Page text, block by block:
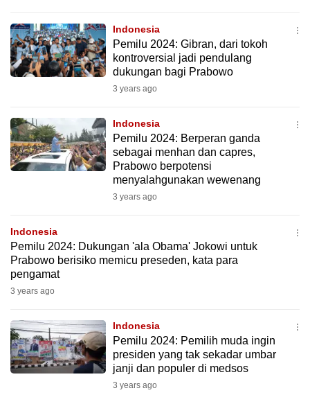
Indonesia
Pemilu 2024: Gibran, dari tokoh
kontroversial jadi pendulang
dukungan bagi Prabowo
3 years ago
Indonesia
Pemilu 2024: Berperan ganda
sebagai menhan dan capres,
Prabowo berpotensi
menyalahgunakan wewenang
3 years ago
Indonesia
Pemilu 2024: Dukungan 'ala Obama' Jokowi untuk
Prabowo berisiko memicu preseden, kata para
pengamat
3 years ago
Indonesia
Pemilu 2024: Pemilih muda ingin
presiden yang tak sekadar umbar
janji dan populer di medsos
3 years ago